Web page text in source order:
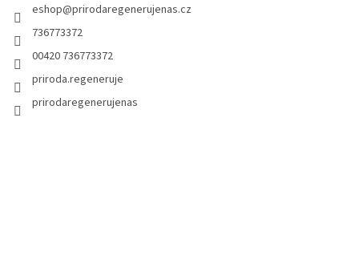
eshop@prirodaregenerujenas.cz
736773372
00420 736773372
priroda.regeneruje
prirodaregenerujenas